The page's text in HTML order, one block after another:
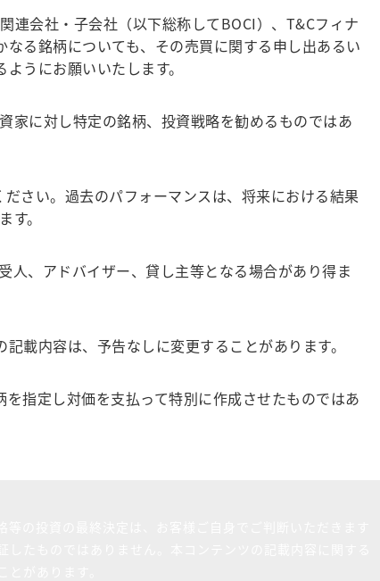
連会社・子会社（以下総称してBOCI）、T&Cフィナ
る銘柄についても、その売買に関する申し出あるい
うにお願いいたします。
家に対し特定の銘柄、投資戦略を勧めるものではあ
さい。過去のパフォーマンスは、将来における結果
。
人、アドバイザー、貸し主等となる場合があり得ま
載内容は、予告なしに変更することがあります。
指定し対価を支払って特別に作成させたものではあ